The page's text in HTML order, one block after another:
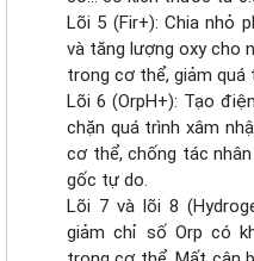
Lõi 5 (Fir+): Chia nhỏ
và tăng lượng oxy cho
trong cơ thể, giảm quá
Lõi 6 (OrpH+): Tạo
chặn quá trình xâm
cơ thể, chống tác
gốc tự do.
Lõi 7 và lõi 8
giảm chỉ số Orp có